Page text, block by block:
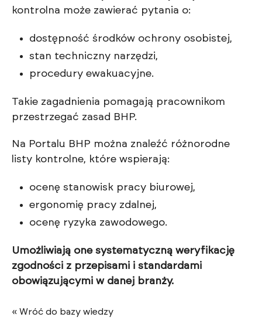
kontrolna może zawierać pytania o:
dostępność środków ochrony osobistej,
stan techniczny narzędzi,
procedury ewakuacyjne.
Takie zagadnienia pomagają pracownikom
przestrzegać zasad BHP.
Na Portalu BHP można znaleźć różnorodne
listy kontrolne, które wspierają:
ocenę stanowisk pracy biurowej,
ergonomię pracy zdalnej,
ocenę ryzyka zawodowego.
Umożliwiają one systematyczną weryfikację
zgodności z przepisami i standardami
obowiązującymi w danej branży.
« Wróć do bazy wiedzy